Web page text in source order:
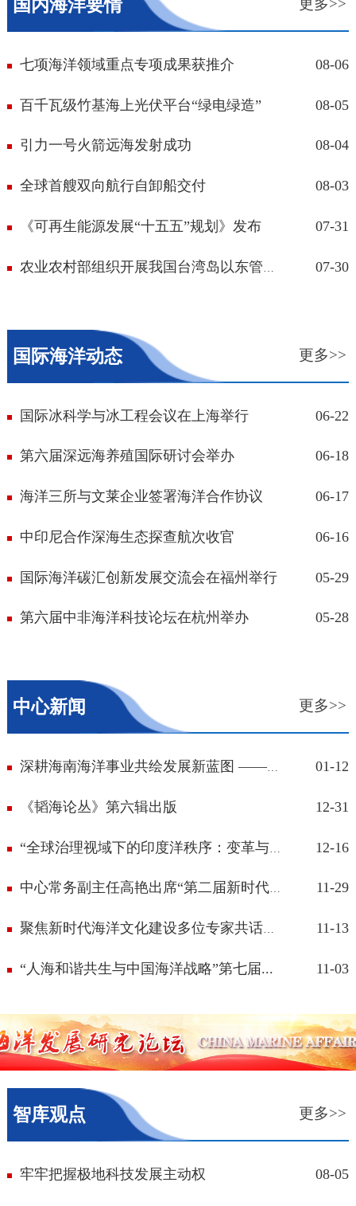
国内海洋要情 更多>>
七项海洋领域重点专项成果获推介 08-06
百千瓦级竹基海上光伏平台“绿电绿造” 08-05
引力一号火箭远海发射成功 08-04
全球首艘双向航行自卸船交付 08-03
《可再生能源发展“十五五”规划》发布 07-31
07-30
国际海洋动态 更多>>
国际冰科学与冰工程会议在上海举行 06-22
第六届深远海养殖国际研讨会举办 06-18
海洋三所与文莱企业签署海洋合作协议 06-17
中印尼合作深海生态探查航次收官 06-16
国际海洋碳汇创新发展交流会在福州举行 05-29
第六届中非海洋科技论坛在杭州举办 05-28
中心新闻 更多>>
深耕海南海洋事业共绘发展新蓝图 ——中... 01-12
《韬海论丛》第六辑出版 12-31
12-16
中心常务副主任高艳出席“第二届新时代... 11-29
聚焦新时代海洋文化建设多位专家共话发... 11-13
“人海和谐共生与中国海洋战略”第七届... 11-03
中国海洋发展研究论坛
智库观点 更多>>
牢牢把握极地科技发展主动权 08-05